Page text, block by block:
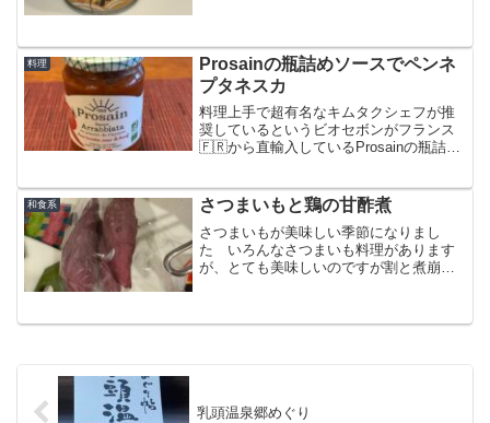
料理
Prosainの瓶詰めソースでペンネ
プタネスカ
料理上手で超有名なキムタクシェフが推
奨しているというビオセボンがフランス
🇫🇷から直輸入しているProsainの瓶詰め
和食系 さつまいもと鶏の甘酢煮
さつまいもが美味しい季節になりまし
た いろんなさつまいも料理があります
が、とても美味しいのですが割と煮崩れ
乳頭温泉郷めぐり